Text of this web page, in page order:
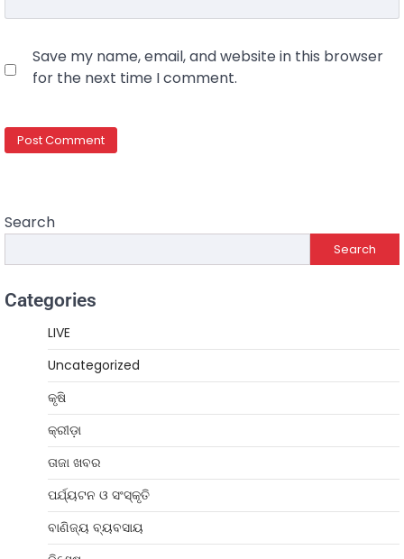
Save my name, email, and website in this browser
for the next time I comment.
Search
Search
Categories
LIVE
Uncategorized
କୃଷି
କ୍ରୀଡ଼ା
ତାଜା ଖବର
ପର୍ଯ୍ୟଟନ ଓ ସଂସ୍କୃତି
ବାଣିଜ୍ୟ ବ୍ୟବସାୟ